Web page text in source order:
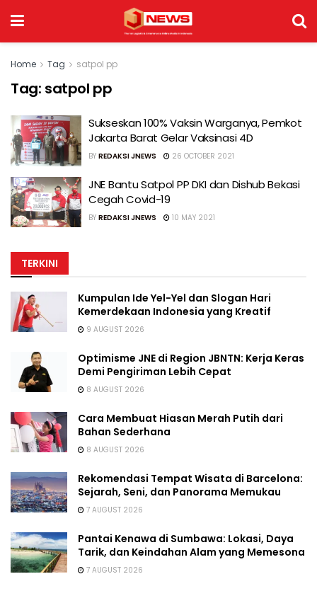
Home Tag satpol pp
Tag: satpol pp
Sukseskan 100% Vaksin Warganya, Pemkot
Jakarta Barat Gelar Vaksinasi 4D
BY REDAKSI JNEWS 26 OCTOBER 2021
JNE Bantu Satpol PP DKI dan Dishub Bekasi
Cegah Covid-19
BY REDAKSI JNEWS 10 MAY 2021
TERKINI
Kumpulan Ide Yel-Yel dan Slogan Hari
Kemerdekaan Indonesia yang Kreatif
9 AUGUST 2026
Optimisme JNE di Region JBNTN: Kerja Keras
Demi Pengiriman Lebih Cepat
8 AUGUST 2026
Cara Membuat Hiasan Merah Putih dari
Bahan Sederhana
8 AUGUST 2026
Rekomendasi Tempat Wisata di Barcelona:
Sejarah, Seni, dan Panorama Memukau
7 AUGUST 2026
Pantai Kenawa di Sumbawa: Lokasi, Daya
Tarik, dan Keindahan Alam yang Memesona
7 AUGUST 2026